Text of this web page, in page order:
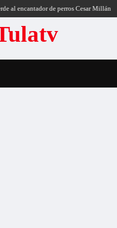
al encantador de perros Cesar Millán